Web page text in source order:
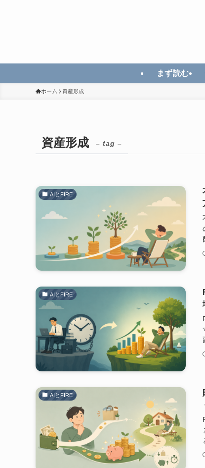
まず読む
ホーム 資産形成
資産形成 – tag –
AIとFIRE
AIとFIRE
AIとFIRE